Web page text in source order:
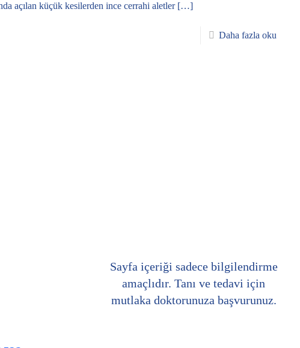
açılan küçük kesilerden ince cerrahi aletler[…]
Daha fazla oku
Sayfa içeriği sadece bilgilendirme
amaçlıdır. Tanı ve tedavi için
mutlaka doktorunuza başvurunuz.